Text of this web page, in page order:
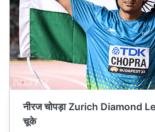
नीरज चोपड़ा Zurich Diamond
चूके